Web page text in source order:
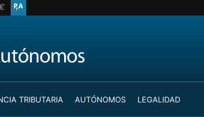
TRIBUTARIA AUTÓNOMOS
LEGALIDAD